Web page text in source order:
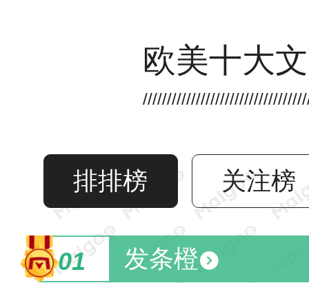
欧美十大
排排榜 关注榜
01 发条橙